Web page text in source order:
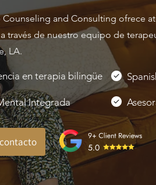
Counseling and Consulting ofrece
través de nuestro equipo de
LA.
en terapia bilingüe
Integrada